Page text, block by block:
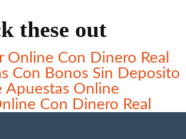
these out
Online Con Dinero Real
Con Bonos Sin Deposito
Apuestas Online
Con Dinero Real